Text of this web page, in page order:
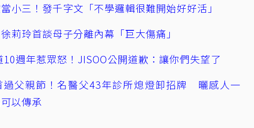
小三！發千字文「不學邏輯很難開始好好活」
莉玲首談母子分離內幕「巨大傷痛」
10週年惹眾怒！JISOO公開道歉：讓你們失望了
過父親節！名醫父43年診所熄燈卸招牌 曬感人一
以傳承